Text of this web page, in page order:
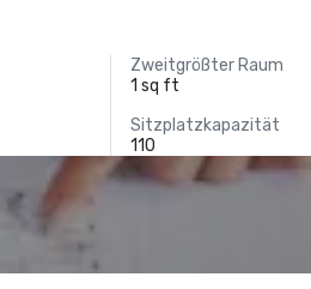
Zweitgrößter Raum
1 sq ft
Sitzplatzkapazität
110